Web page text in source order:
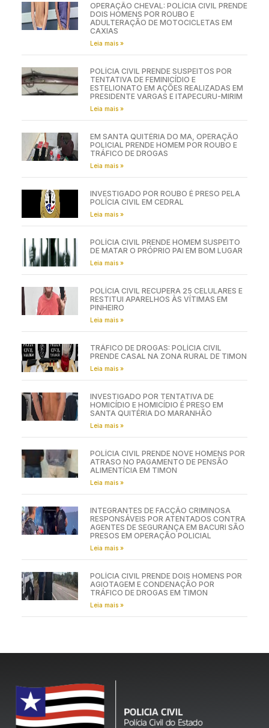
OPERAÇÃO CHEVAL: POLÍCIA CIVIL PRENDE
DOIS HOMENS POR ROUBO E
ADULTERAÇÃO DE MOTOCICLETAS EM
CAXIAS
Leia mais »
POLÍCIA CIVIL PRENDE SUSPEITOS POR
TENTATIVA DE FEMINICÍDIO E
ESTELIONATO EM AÇÕES REALIZADAS EM
PRESIDENTE VARGAS E ITAPECURU-MIRIM
Leia mais »
EM SANTA QUITÉRIA DO MA, OPERAÇÃO
POLICIAL PRENDE HOMEM POR ROUBO E
TRÁFICO DE DROGAS
Leia mais »
INVESTIGADO POR ROUBO É PRESO PELA
POLÍCIA CIVIL EM CEDRAL
Leia mais »
POLÍCIA CIVIL PRENDE HOMEM SUSPEITO
DE MATAR O PRÓPRIO PAI EM BOM LUGAR
Leia mais »
POLÍCIA CIVIL RECUPERA 25 CELULARES E
RESTITUI APARELHOS ÀS VÍTIMAS EM
PINHEIRO
Leia mais »
TRÁFICO DE DROGAS: POLÍCIA CIVIL
PRENDE CASAL NA ZONA RURAL DE TIMON
Leia mais »
INVESTIGADO POR TENTATIVA DE
HOMICÍDIO E HOMICÍDIO É PRESO EM
SANTA QUITÉRIA DO MARANHÃO
Leia mais »
POLÍCIA CIVIL PRENDE NOVE HOMENS POR
ATRASO NO PAGAMENTO DE PENSÃO
ALIMENTÍCIA EM TIMON
Leia mais »
INTEGRANTES DE FACÇÃO CRIMINOSA
RESPONSÁVEIS POR ATENTADOS CONTRA
AGENTES DE SEGURANÇA EM BACURI SÃO
PRESOS EM OPERAÇÃO POLICIAL
Leia mais »
POLÍCIA CIVIL PRENDE DOIS HOMENS POR
AGIOTAGEM E CONDENAÇÃO POR
TRÁFICO DE DROGAS EM TIMON
Leia mais »